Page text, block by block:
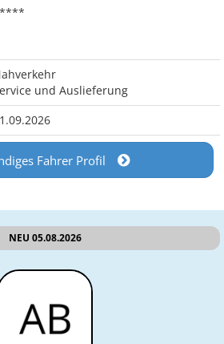
und Auslieferung
Fahrer Profil
NEU 05.08.2026